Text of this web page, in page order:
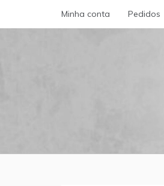
content
Minha conta Pedidos